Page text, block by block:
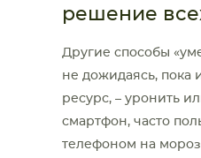
решение
Другие способы
не дожидаясь, пока
ресурс, – уронить
смартфон, часто
телефоном на